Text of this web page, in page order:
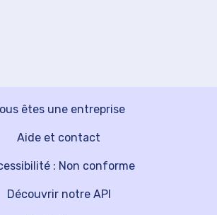
êtes une entreprise
Découvrir notre API
Aide et contact
: Non conforme